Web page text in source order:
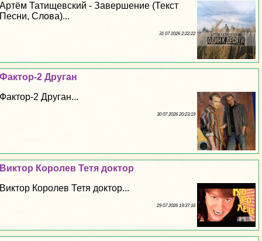
Артём Татищевский - Завершение (Текст
Песни, Слова)...
31 07 2026 2:22:22
Фактор-2 Друган
Фактор-2 Друган...
30 07 2026 20:23:19
Виктор Королев Тетя доктор
Виктор Королев Тетя доктор...
29 07 2026 19:37:16